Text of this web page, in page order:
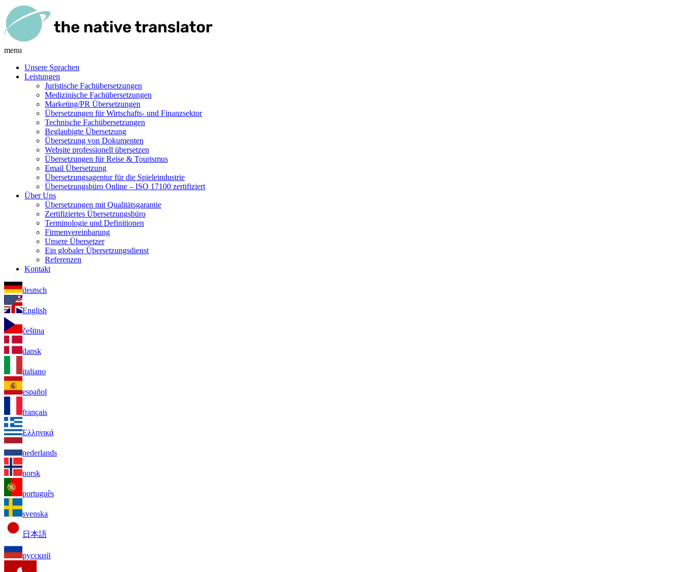
menu
Unsere Sprachen
Leistungen
Juristische Fachübersetzungen
Medizinische Fachübersetzungen
Marketing/PR Übersetzungen
Übersetzungen für Wirtschafts- und Finanzsektor
Technische Fachübersetzungen
Beglaubigte Übersetzung
Übersetzung von Dokumenten
Website professionell übersetzen
Übersetzungen für Reise & Tourismus
Email Übersetzung
Übersetzungsagentur für die Spieleindustrie
Übersetzungsbüro Online – ISO 17100 zertifiziert
Über Uns
Übersetzungen mit Qualitätsgarantie
Zertifiziertes Übersetzungsbüro
Terminologie und Definitionen
Firmenvereinbarung
Unsere Übersetzer
Ein globaler Übersetzungsdienst
Referenzen
Kontakt
deutsch
English
čeština
dansk
italiano
español
français
Ελληνικά
nederlands
norsk
português
svenska
日本語
русский